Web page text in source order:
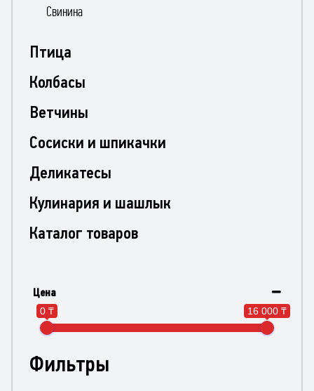
Свинина
Птица
Колбасы
Ветчины
Сосиски и шпикачки
Деликатесы
Кулинария и шашлык
Каталог товаров
Цена
0 ₸ 16 000 ₸
Фильтры